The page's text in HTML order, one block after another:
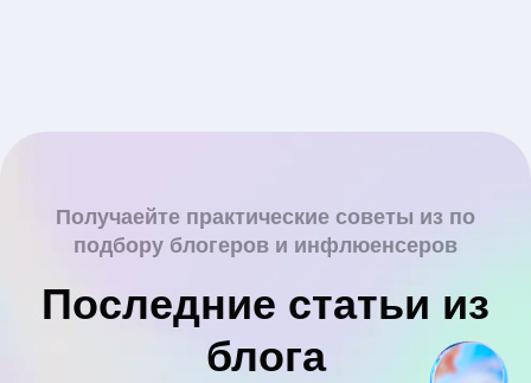
Получаейте практические советы из по
подбору блогеров и инфлюенсеров
Последние статьи из
блога